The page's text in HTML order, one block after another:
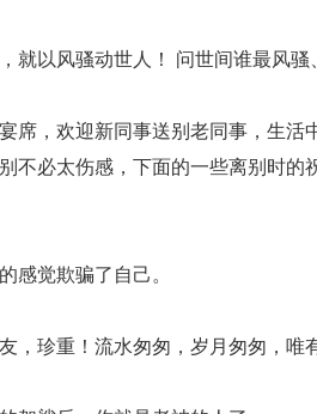
就以风骚动世人！ 问世间谁最风骚
席，欢迎新同事送别老同事，生
不必太伤感，下面的一些离别时
感觉欺骗了自己。
，珍重！流水匆匆，岁月匆匆，唯